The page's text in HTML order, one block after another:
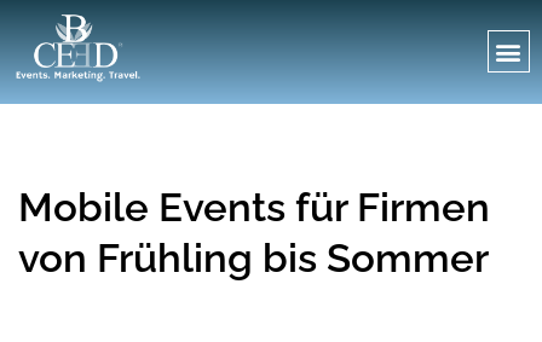
Mobile Events für Firmen
von Frühling bis Sommer